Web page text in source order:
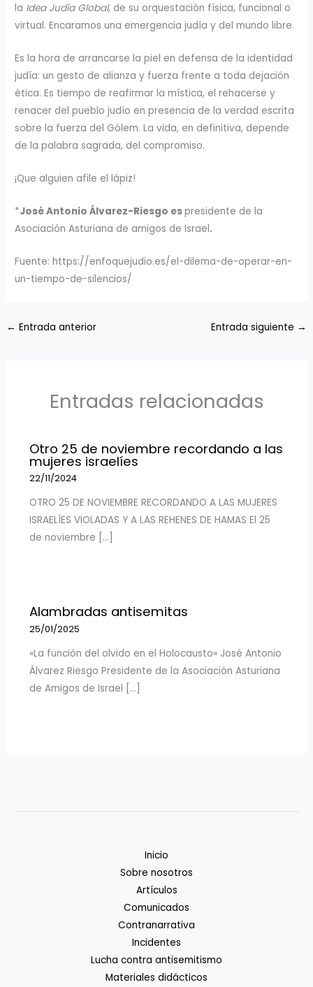
la Idea Judía Global, de su orquestación física, funcional o
virtual. Encaramos una emergencia judía y del mundo libre.
Es la hora de arrancarse la piel en defensa de la identidad
judía: un gesto de alianza y fuerza frente a toda dejación
ética. Es tiempo de reafirmar la mística, el rehacerse y
renacer del pueblo judío en presencia de la verdad escrita
sobre la fuerza del Gólem. La vida, en definitiva, depende
de la palabra sagrada, del compromiso.
¡Que alguien afile el lápiz!
*José Antonio Álvarez-Riesgo espresidente de la
Asociación Asturiana de amigos de Israel.
Fuente: https://enfoquejudio.es/el-dilema-de-operar-en-
un-tiempo-de-silencios/
← Entrada anterior Entrada siguiente →
Entradas relacionadas
Otro 25 de noviembre recordando a las
mujeres israelíes
22/11/2024
OTRO 25 DE NOVIEMBRE RECORDANDO A LAS MUJERES
ISRAELÍES VIOLADAS Y A LAS REHENES DE HAMAS El 25
de noviembre […]
Alambradas antisemitas
25/01/2025
«La función del olvido en el Holocausto» José Antonio
Álvarez Riesgo Presidente de la Asociación Asturiana
de Amigos de Israel […]
Inicio
Sobre nosotros
Artículos
Comunicados
Contranarrativa
Incidentes
Lucha contra antisemitismo
Materiales didácticos